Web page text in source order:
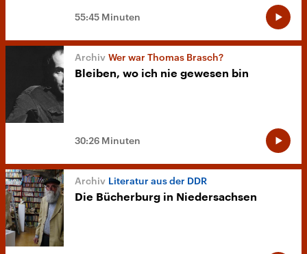
55:45 Minuten
Wer war Thomas Brasch?
Bleiben, wo ich nie gewesen bin
30:26 Minuten
Literatur aus der DDR
Die Bücherburg in Niedersachsen